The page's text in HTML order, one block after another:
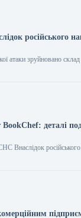
російського
атаки зруйновано
деталі
Внаслідок